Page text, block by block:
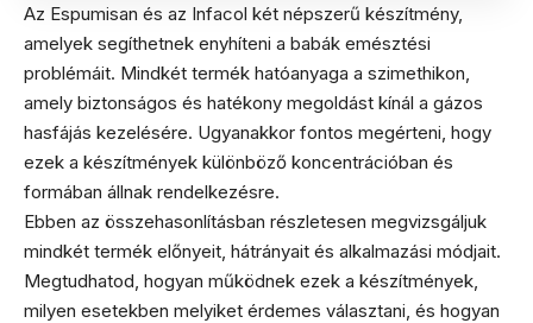
Az Espumisan és az Infacol két népszerű készítmény,
amelyek segíthetnek enyhíteni a babák emésztési
problémáit. Mindkét termék hatóanyaga a szimethikon,
amely biztonságos és hatékony megoldást kínál a gázos
hasfájás kezelésére. Ugyanakkor fontos megérteni, hogy
ezek a készítmények különböző koncentrációban és
formában állnak rendelkezésre.
Ebben az összehasonlításban részletesen megvizsgáljuk
mindkét termék előnyeit, hátrányait és alkalmazási módjait.
Megtudhatod, hogyan működnek ezek a készítmények,
milyen esetekben melyiket érdemes választani, és hogyan